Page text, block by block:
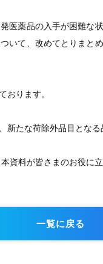
医薬品の入手が困難な
いて、改めてとりまと
おります。
たな荷除外品目となる
資料が皆さまのお役に立
一覧に戻る